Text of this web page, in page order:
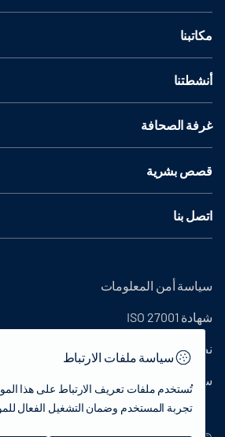
مكاتبنا
أنشطتنا
غرفة الصحافة
قصص بشرية
اتصل بنا
سياسة أمن المعلومات
شهادة ISO 27001
نص التوضيح
سياسة الخصوصية
سياسة ملفات الارتباط
تُستخدم ملفات تعريف الارتباط على هذا
تجربة المستخدم وضمان التشغيل الفعال